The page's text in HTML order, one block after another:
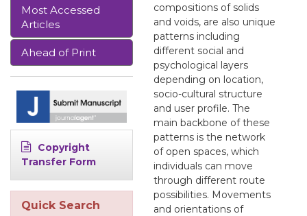
Most Accessed
Articles
Ahead of Print
Copyright
Transfer Form
Quick Search
compositions of solids
and voids, are also unique
patterns including
different social and
psychological layers
depending on location,
socio-cultural structure
and user profile. The
main backbone of these
patterns is the network
of open spaces, which
individuals can move
through different route
possibilities. Movements
and orientations of